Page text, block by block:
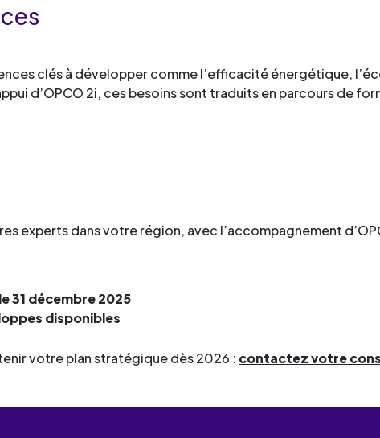
clés à développer comme l’efficacité énergétique,
d’OPCO 2i, ces besoins sont traduits en parcours de
experts dans votre région, avec l’accompagnement
31 décembre 2025
disponibles
votre plan stratégique dès 2026 : contactez votre